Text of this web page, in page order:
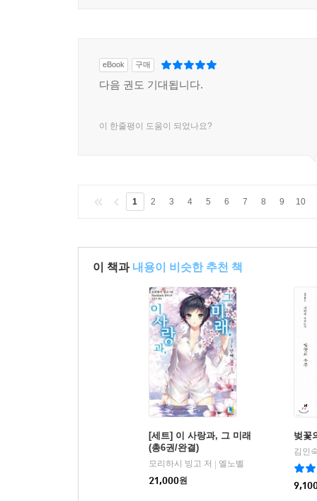
eBook 구매
다음 권도 기대됩니다.
이 한줄평이 도움이 되었나요?
1 2 3 4 5 6 7 8 9 10
이 책과 내용이 비슷한 추천 책
[세트] 이 사랑과, 그 미래
(총6권/완결)
모리하시 빙고 저 | 엘노벨
21,000원
벚꽃
김인